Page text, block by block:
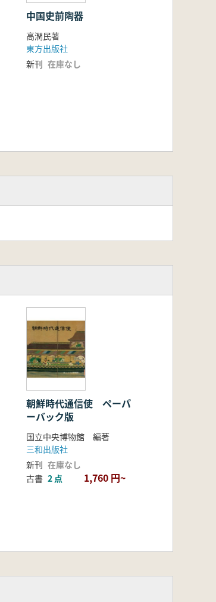
中国史前陶器
高潤民著
東方出版社
新刊 在庫なし
朝鮮時代通信使 ペーパ
ーバック版
国立中央博物館 編著
三和出版社
新刊 在庫なし
古書 2 点 1,760 円~